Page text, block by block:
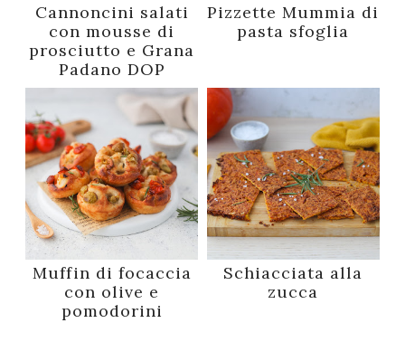
Cannoncini salati
con mousse di
prosciutto e Grana
Padano DOP
Pizzette Mummia di
pasta sfoglia
Muffin di focaccia
con olive e
pomodorini
Schiacciata alla
zucca